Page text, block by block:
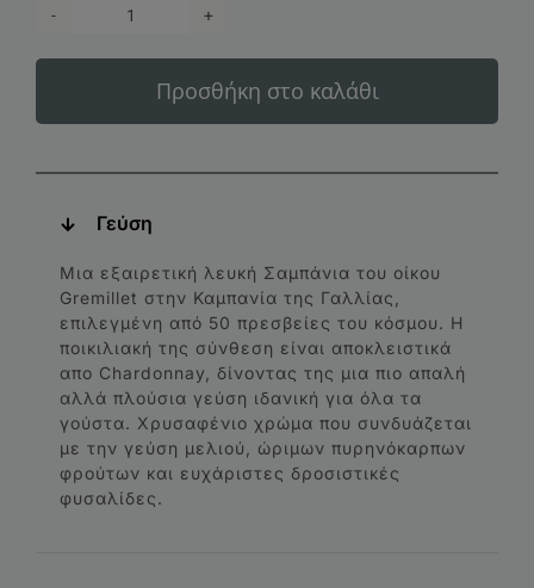
Champagne
Gremillet
Blanc
ποσότητα
Προσθήκη στο καλάθι
Γεύση
Μια εξαιρετική λευκή Σαμπάνια του οίκου
Gremillet στην Καμπανία της Γαλλίας,
επιλεγμένη από 50 πρεσβείες του κόσμου. Η
ποικιλιακή της σύνθεση είναι αποκλειστικά
απο Chardonnay, δίνοντας της μια πιο απαλή
αλλά πλούσια γεύση ιδανική για όλα τα
γούστα. Χρυσαφένιο χρώμα που συνδυάζεται
με την γεύση μελιού, ώριμων πυρηνόκαρπων
φρούτων και ευχάριστες δροσιστικές
φυσαλίδες.